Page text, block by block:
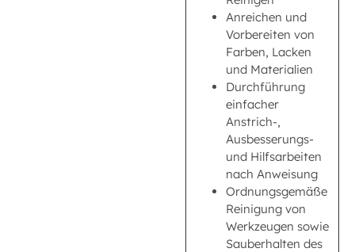
Anreichen und
Vorbereiten von
Farben, Lacken
und Materialien
Durchführung
einfacher
Anstrich-,
Ausbesserungs-
und Hilfsarbeiten
nach Anweisung
Ordnungsgemäße
Reinigung von
Werkzeugen sowie
Sauberhalten des